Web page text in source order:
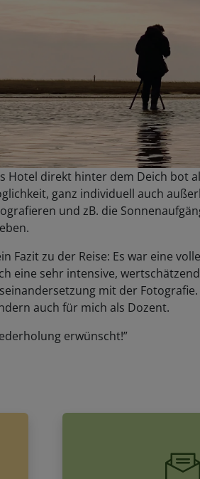
Hotel direkt hinter dem Deich bot
ganz individuell auch
und zB. die
eine sehr intensive,
mit der
auch für mich als Dozent.